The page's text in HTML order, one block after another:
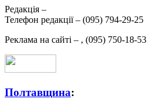
Редакція –
Телефон редакції – (095) 794-29-25
Реклама на сайті – , (095) 750-18-53
Полтавщина: